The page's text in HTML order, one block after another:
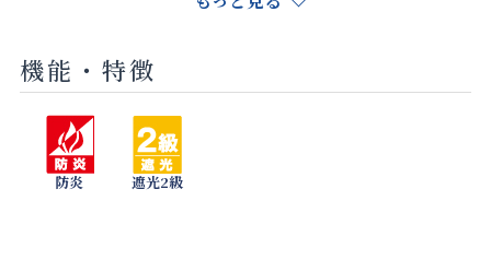
セラドン モネブルー
グリーン
ネイビー
機能・特徴
防炎 遮光2級